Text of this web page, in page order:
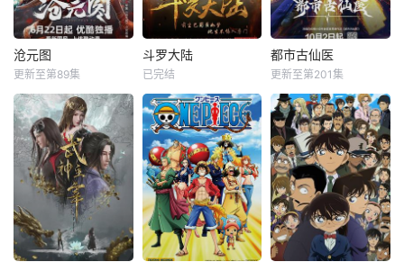
沧元图
更新至第89集
斗罗大陆
已完结
都市古仙医
更新至第201集